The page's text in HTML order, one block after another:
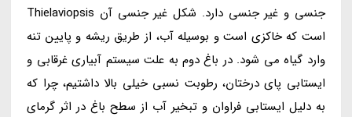
جنسی و غیر جنسی دارد. شکل غیر جنسی آن Thielaviopsis
است که خاکزی است و بوسیله آب، از طریق ریشه و پایین تنه
وارد گیاه می شود. در باغ دوم به علت سیستم آبیاری غرقابی و
ایستابی پای درختان، رطوبت نسبی خیلی بالا داشتیم، چرا که
به دلیل ایستابی فراوان و تبخیر آب از سطح باغ در اثر گرمای